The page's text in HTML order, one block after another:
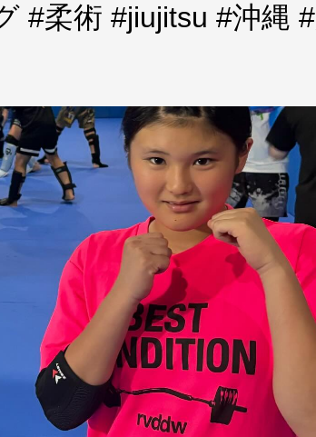
#柔術 #jiujitsu #沖縄